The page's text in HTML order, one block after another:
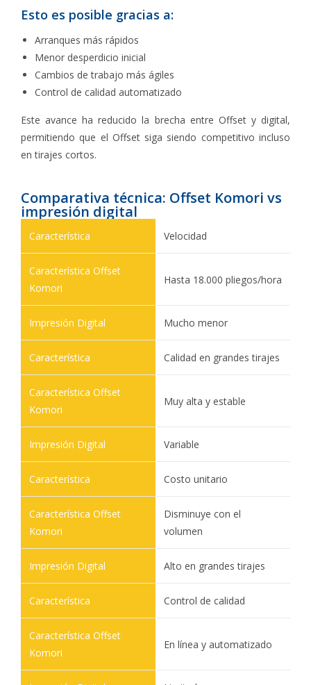
Esto es posible gracias a:
Arranques más rápidos
Menor desperdicio inicial
Cambios de trabajo más ágiles
Control de calidad automatizado
Este avance ha reducido la brecha entre Offset y digital,
permitiendo que el Offset siga siendo competitivo incluso
en tirajes cortos.
Comparativa técnica: Offset Komori vs
impresión digital
Velocidad
Hasta 18.000 pliegos/hora
Mucho menor
Calidad en grandes tirajes
Muy alta y estable
Variable
Costo unitario
Disminuye con el
volumen
Alto en grandes tirajes
Control de calidad
En línea y automatizado